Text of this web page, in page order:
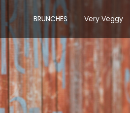
BRUNCHES Very Veggy